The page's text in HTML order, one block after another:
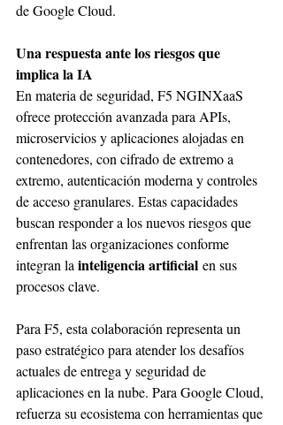
de Google Cloud.
Una respuesta ante los riesgos que
implica la IA
En materia de seguridad, F5 NGINXaaS
ofrece protección avanzada para APIs,
microservicios y aplicaciones alojadas en
contenedores, con cifrado de extremo a
extremo, autenticación moderna y controles
de acceso granulares. Estas capacidades
buscan responder a los nuevos riesgos que
enfrentan las organizaciones conforme
integran la inteligencia artificial en sus
procesos clave.
Para F5, esta colaboración representa un
paso estratégico para atender los desafíos
actuales de entrega y seguridad de
aplicaciones en la nube. Para Google Cloud,
refuerza su ecosistema con herramientas que